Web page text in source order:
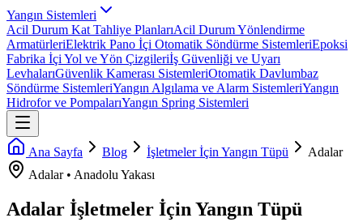
Yangın Sistemleri
Acil Durum Kat Tahliye PlanlarıAcil Durum Yönlendirme
ArmatürleriElektrik Pano İçi Otomatik Söndürme SistemleriEpoksi
Fabrika İçi Yol ve Yön Çizgileriİş Güvenliği ve Uyarı
LevhalarıGüvenlik Kamerası SistemleriOtomatik Davlumbaz
Söndürme SistemleriYangın Algılama ve Alarm SistemleriYangın
Hidrofor ve PompalarıYangın Spring Sistemleri
Ana Sayfa Blog İşletmeler İçin Yangın Tüpü
Adalar
Adalar• Anadolu Yakası
Adalar İşletmeler İçin Yangın Tüpü